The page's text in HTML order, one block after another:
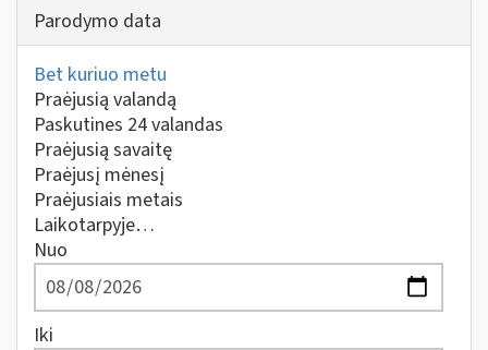
Parodymo data
Bet kuriuo metu
Praėjusią valandą
Paskutines 24 valandas
Praėjusią savaitę
Praėjusį mėnesį
Praėjusiais metais
Laikotarpyje…
Nuo
Iki